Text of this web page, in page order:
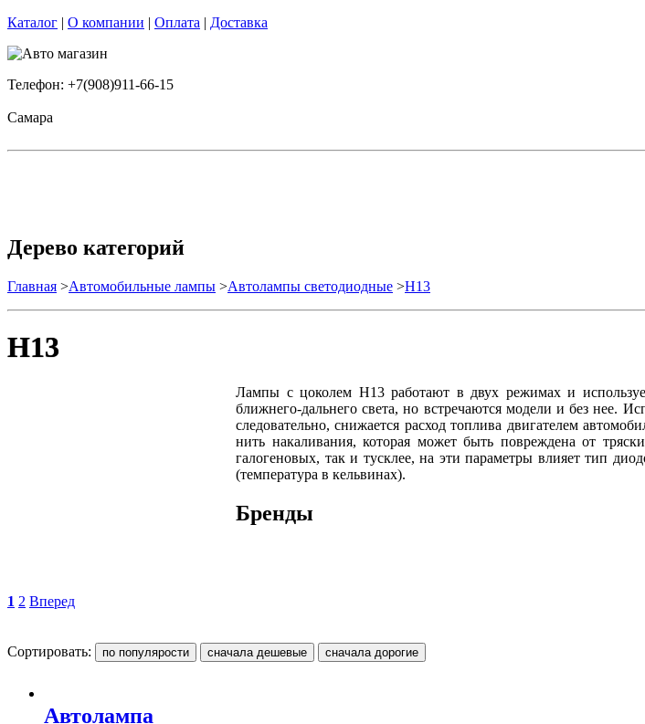
Каталог | О компании | Оплата | Доставка
Телефон: +7(908)911-66-15
Самара
Дерево категорий
Главная >Автомобильные лампы >Автолампы светодиодные >H13
H13
Лампы с цоколем H13 работают в двух режимах и
ближнего-дальнего света, но встречаются модели и без нее.
следовательно, снижается расход топлива двигателем
нить накаливания, которая может быть повреждена от
галогеновых, так и тусклее, на эти параметры влияет тип
(температура в кельвинах).
Бренды
1 2 Вперед
Сортировать:
Автолампа